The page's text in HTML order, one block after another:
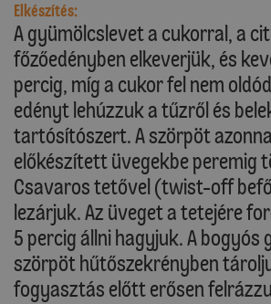
Elkészítés:
A gyümölcslevet a cukorral, a
főzőedényben elkeverjük, és
percig, míg a cukor fel nem
edényt lehúzzuk a tűzről és
tartósítószert. A szörpöt
előkészített üvegekbe peremig
Csavaros tetővel (twist-off
lezárjuk. Az üveget a tetejére
5 percig állni hagyjuk. A bogyós
szörpöt hűtőszekrényben
fogyasztás előtt erősen